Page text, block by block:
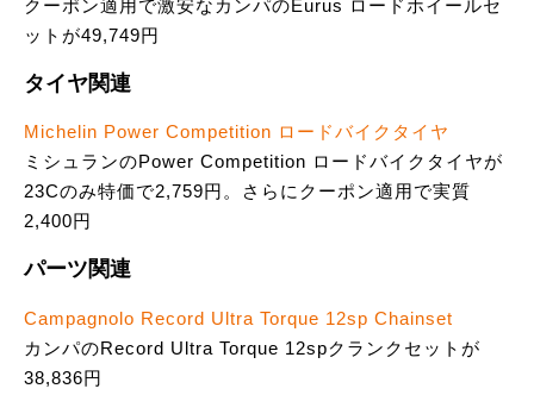
クーポン適用で激安なカンパのEurus ロードホイールセ
ットが49,749円
タイヤ関連
Michelin Power Competition ロードバイクタイヤ
ミシュランのPower Competition ロードバイクタイヤが
23Cのみ特価で2,759円。さらにクーポン適用で実質
2,400円
パーツ関連
Campagnolo Record Ultra Torque 12sp Chainset
カンパのRecord Ultra Torque 12spクランクセットが
38,836円